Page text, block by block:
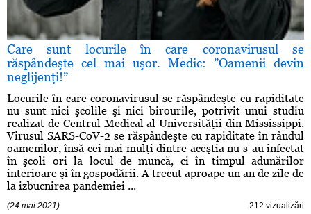
Care sunt locurile în care coronavirusul se
răspândeşte cel mai uşor. Medic: ”Oamenii devin
neglijenţi!”
Locurile în care coronavirusul se răspândeşte cu rapiditate
nu sunt nici şcolile şi nici birourile, potrivit unui studiu
realizat de Centrul Medical al Universităţii din Mississippi.
Virusul SARS-CoV-2 se răspândeşte cu rapiditate în rândul
oamenilor, însă cei mai mulţi dintre aceştia nu s-au infectat
în şcoli ori la locul de muncă, ci în timpul adunărilor
interioare şi în gospodării. A trecut aproape un an de zile de
la izbucnirea pandemiei ...
(24 mai 2021) 212 vizualizări